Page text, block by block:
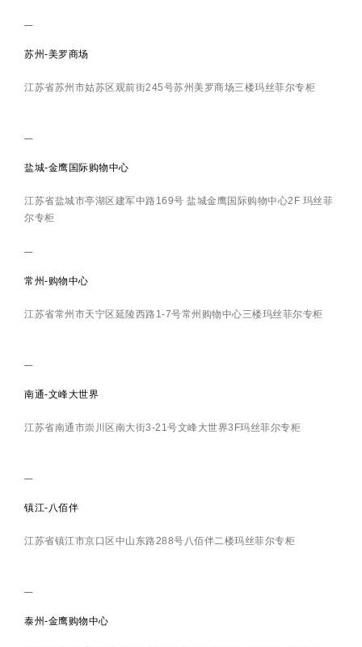
苏州-美罗商场
江苏省苏州市姑苏区观前街245号苏州美罗商场三楼玛丝菲尔专柜
盐城-金鹰国际购物中心
江苏省盐城市亭湖区建军中路169号 盐城金鹰国际购物中心2F 玛丝菲
尔专柜
常州-购物中心
江苏省常州市天宁区延陵西路1-7号常州购物中心三楼玛丝菲尔专柜
南通-文峰大世界
江苏省南通市崇川区南大街3-21号文峰大世界3F玛丝菲尔专柜
镇江-八佰伴
江苏省镇江市京口区中山东路288号八佰伴二楼玛丝菲尔专柜
泰州-金鹰购物中心